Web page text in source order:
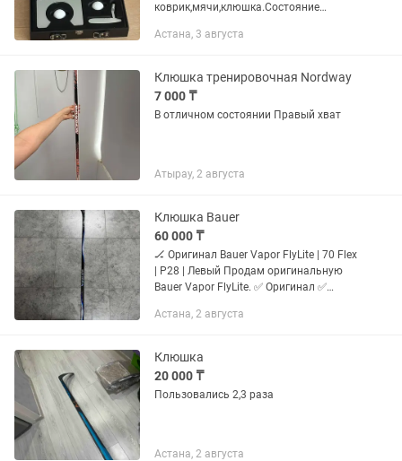
коврик,мячи,клюшка.Состояние
подарок не пойдёт.Для себя можно.
Астана, 3 августа
Клюшка тренировочная Nordway
7 000 ₸
В отличном состоянии Правый хват
Атырау, 2 августа
Клюшка Bauer
60 000 ₸
🏒 Оригинал Bauer Vapor FlyLite | 70 Flex
| P28 | Левый Продам оригинальную
Bauer Vapor FlyLite. ✅ Оригинал ✅
Б/у ✅ Крюк был качественно
Астана, 2 августа
Клюшка
20 000 ₸
Пользовались 2,3 раза
Астана, 2 августа